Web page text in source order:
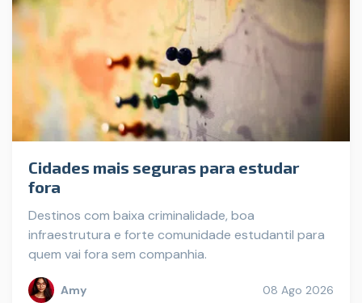
Cidades mais seguras para estudar
fora
Destinos com baixa criminalidade, boa
infraestrutura e forte comunidade estudantil para
quem vai fora sem companhia.
Amy 08 Ago 2026